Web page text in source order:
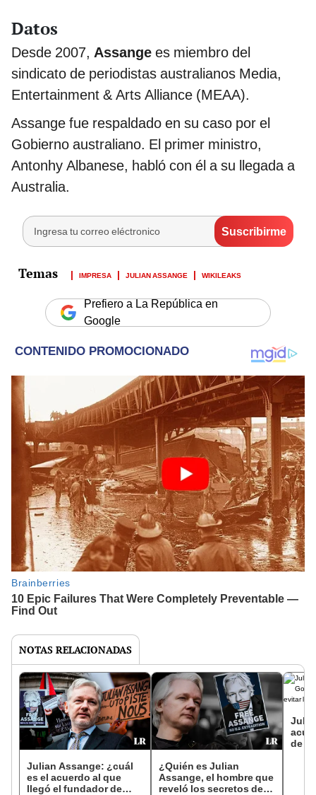
Datos
Desde 2007, Assange es miembro del
sindicato de periodistas australianos Media,
Entertainment & Arts Alliance (MEAA).
Assange fue respaldado en su caso por el
Gobierno australiano. El primer ministro,
Antonhy Albanese, habló con él a su llegada a
Australia.
IMPRESA JULIAN ASSANGE WIKILEAKS
Prefiero a La República en
Google
NOTAS RELACIONADAS
Julian Assange: ¿cuál
es el acuerdo al que
llegó el fundador de
¿Quién es Julian
Assange, el hombre que
reveló los secretos de
de